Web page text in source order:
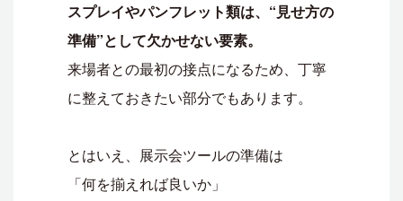
スプレイやパンフレット類は、“見せ方の
準備”として欠かせない要素。
来場者との最初の接点になるため、丁寧
に整えておきたい部分でもあります。
とはいえ、展示会ツールの準備は
「何を揃えれば良いか」